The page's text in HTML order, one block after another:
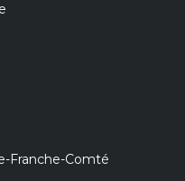
Franche-Comté